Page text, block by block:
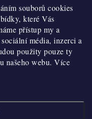
souborů cookies
které Vás
přístup my a
média, inzerci a
použity pouze ty
našeho webu. Více